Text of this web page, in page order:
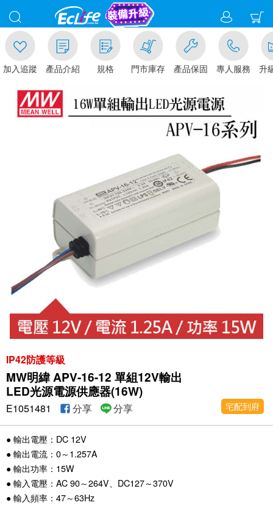
入追蹤 產品介紹 規格 門市庫存 產品保固 專人服務 升
IP42防護等級
MW明緯 APV-16-12 單組12V輸出
LED光源電源供應器(16W)
宅配到府
E1051481 分享 分享
● 輸出電壓：DC 12V
● 輸出電流：0～1.257A
● 輸出功率：15W
● 輸入電壓：AC 90～264V、DC127～370V
● 輸入頻率：47～63Hz